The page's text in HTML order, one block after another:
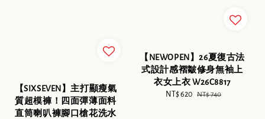
【SIXSEVEN】主打顯瘦氣
質超模褲！四面彈薄面料
直筒喇叭褲腳口槍花洗水
【NEWOPEN】26夏復古法
式設計感褶皺修身無袖上
衣女上衣 W26C8817
Sale
NT$ 620 Regular
NT$ 740